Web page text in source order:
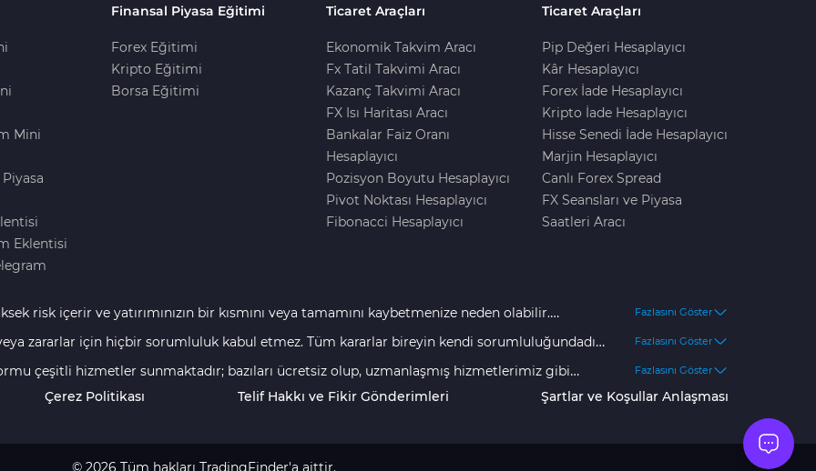
Mini
Eklentisi
Finansal Piyasa Eğitimi
Forex Eğitimi
Kripto Eğitimi
Borsa Eğitimi
Ticaret Araçları
Ekonomik Takvim Aracı
Fx Tatil Takvimi Aracı
Kazanç Takvimi Aracı
FX Isı Haritası Aracı
Bankalar Faiz Oranı
Hesaplayıcı
Pozisyon Boyutu Hesaplayıcı
Pivot Noktası Hesaplayıcı
Fibonacci Hesaplayıcı
Ticaret Araçları
Pip Değeri Hesaplayıcı
Kâr Hesaplayıcı
Forex İade Hesaplayıcı
Kripto İade Hesaplayıcı
Hisse Senedi İade Hesaplayıcı
Marjin Hesaplayıcı
Canlı Forex Spread
FX Seansları ve Piyasa
Saatleri Aracı
risk içerir ve yatırımınızın bir kısmını veya tamamını kaybetmenize neden olabilir.
yönergeler yoktur. Broker araştırmalarına dayanan istatistiklerimize göre, müşterilerin
yüksek risk içerir ve tüm yatırımcılar ve tüccarlar için uygun değildir. Herhangi bir tür
yapmaya karar vermeden önce, yatırım hedeflerinizi dikkatlice değerlendirmelisiniz.
Fazlasını Göster
zararlar için hiçbir sorumluluk kabul etmez. Tüm kararlar bireyin kendi sorumluluğundadır.
yüzden finansal ve yatırım kararlarınızı en üst düzeyde dikkatle alın.
Fazlasını Göster
çeşitli hizmetler sunmaktadır; bazıları ücretsiz olup, uzmanlaşmış hizmetlerimiz gibi
Gelirlerimizi çeşitli yöntemlerle elde ediyoruz, bu da bize gerçekleri şeffaf bir şekilde
gibi birçok kanaldan elde ediyoruz. Bu, yatırımcıların ve tüccarların içeriğimizi güvenle
Fazlasını Göster
Çerez Politikası Telif Hakkı ve Fikir Gönderimleri Şartlar ve Koşullar Anlaşması
© 2026 Tüm hakları TradingFinder'a aittir.